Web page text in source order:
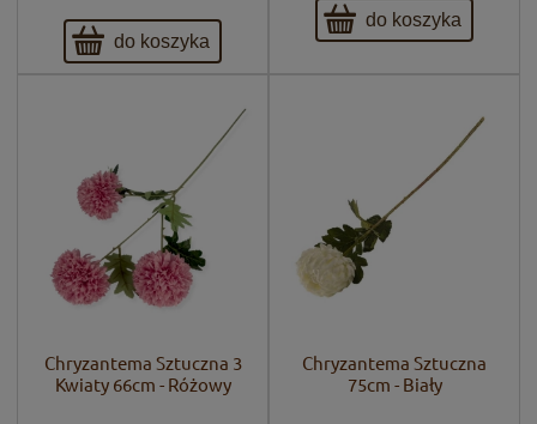
do koszyka
do koszyka
Chryzantema Sztuczna 3
Kwiaty 66cm - Różowy
Chryzantema Sztuczna
75cm - Biały